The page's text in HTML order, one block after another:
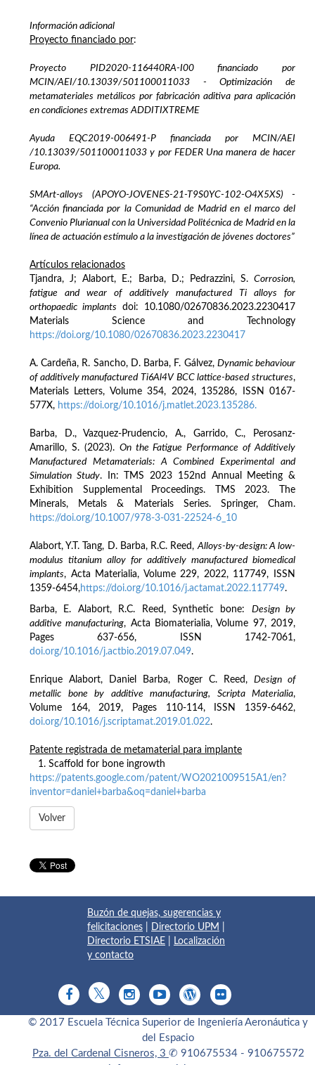
Información adicional
Proyecto financiado por:
Proyecto PID2020-116440RA-I00 financiado por
MCIN/AEI/10.13039/501100011033 - Optimización de
metamateriales metálicos por fabricación aditiva para aplicación
en condiciones extremas ADDITIXTREME
Ayuda EQC2019-006491-P financiada por MCIN/AEI
/10.13039/501100011033 y por FEDER Una manera de hacer
Europa.
SMArt-alloys (APOYO-JOVENES-21-T9S0YC-102-O4X5XS) -
“Acción financiada por la Comunidad de Madrid en el marco del
Convenio Plurianual con la Universidad Politécnica de Madrid en la
línea de actuación estímulo a la investigación de jóvenes doctores”
Artículos relacionados
Tjandra, J; Alabort, E.; Barba, D.; Pedrazzini, S. Corrosion,
fatigue and wear of additively manufactured Ti alloys for
orthopaedic implants doi: 10.1080/02670836.2023.2230417
Materials Science and Technology
https://doi.org/10.1080/02670836.2023.2230417
A. Cardeña, R. Sancho, D. Barba, F. Gálvez, Dynamic behaviour
of additively manufactured Ti6Al4V BCC lattice-based structures,
Materials Letters, Volume 354, 2024, 135286, ISSN 0167-
577X, https://doi.org/10.1016/j.matlet.2023.135286.
Barba, D., Vazquez-Prudencio, A., Garrido, C., Perosanz-
Amarillo, S. (2023). On the Fatigue Performance of Additively
Manufactured Metamaterials: A Combined Experimental and
Simulation Study. In: TMS 2023 152nd Annual Meeting &
Exhibition Supplemental Proceedings. TMS 2023. The
Minerals, Metals & Materials Series. Springer, Cham.
https://doi.org/10.1007/978-3-031-22524-6_10
Alabort, Y.T. Tang, D. Barba, R.C. Reed,Alloys-by-design: A low-
modulus titanium alloy for additively manufactured biomedical
implants, Acta Materialia, Volume 229, 2022, 117749, ISSN
1359-6454,https://doi.org/10.1016/j.actamat.2022.117749.
Barba, E. Alabort, R.C. Reed, Synthetic bone: Design by
additive manufacturing, Acta Biomaterialia, Volume 97, 2019,
Pages 637-656, ISSN 1742-7061,
doi.org/10.1016/j.actbio.2019.07.049.
Enrique Alabort, Daniel Barba, Roger C. Reed, Design of
metallic bone by additive manufacturing, Scripta Materialia,
Volume 164, 2019, Pages 110-114, ISSN 1359-6462,
doi.org/10.1016/j.scriptamat.2019.01.022.
Patente registrada de metamaterial para implante
1. Scaffold for bone ingrowth
https://patents.google.com/patent/WO2021009515A1/en?
inventor=daniel+barba&oq=daniel+barba
Volver
Buzón de quejas, sugerencias y
felicitaciones
Directorio UPM
Directorio ETSIAE
Localización
y contacto
© 2017 Escuela Técnica Superior de Ingeniería Aeronáutica y
del Espacio
Pza. del Cardenal Cisneros, 3 ✆ 910675534 - 910675572